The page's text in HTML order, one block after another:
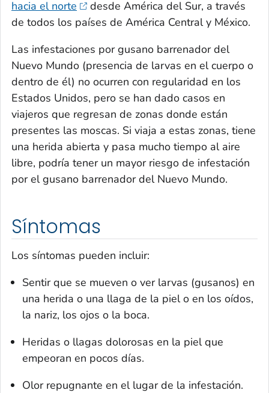
hacia el norte
desde América del Sur, a través
de todos los países de América Central y México.
Las infestaciones por gusano barrenador del
Nuevo Mundo (presencia de larvas en el cuerpo o
dentro de él) no ocurren con regularidad en los
Estados Unidos, pero se han dado casos en
viajeros que regresan de zonas donde están
presentes las moscas. Si viaja a estas zonas, tiene
una herida abierta y pasa mucho tiempo al aire
libre, podría tener un mayor riesgo de infestación
por el gusano barrenador del Nuevo Mundo.
Síntomas
Los síntomas pueden incluir:
Sentir que se mueven o ver larvas (gusanos) en
una herida o una llaga de la piel o en los oídos,
la nariz, los ojos o la boca.
Heridas o llagas dolorosas en la piel que
empeoran en pocos días.
Olor repugnante en el lugar de la infestación.